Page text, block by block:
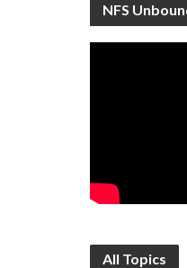
NFS
All Topics